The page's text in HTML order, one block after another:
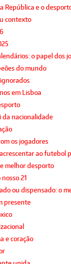
República e o
contexto
o papel dos
do mundo
em Lisboa
da nacionalidade
os jogadores
ao futebol
melhor desporto
21
ou dispensado: o
presente
e coração